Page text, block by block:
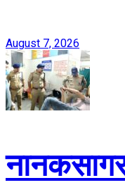
August 7, 2026